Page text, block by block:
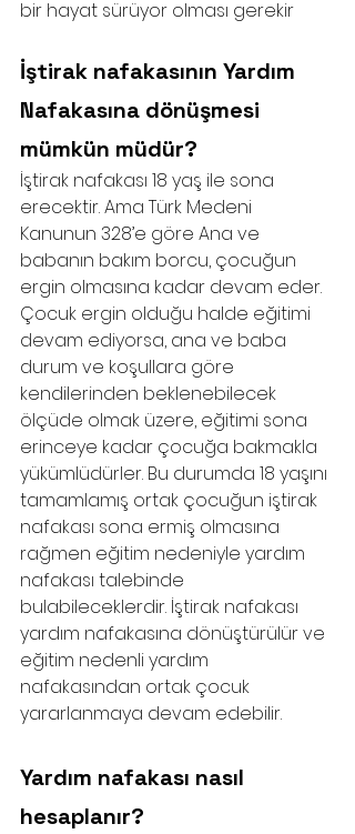
bir hayat sürüyor olması gerekir
İştirak nafakasının Yardım
Nafakasına dönüşmesi
mümkün müdür?
İştirak nafakası 18 yaş ile sona
erecektir. Ama Türk Medeni
Kanunun 328’e göre Ana ve
babanın bakım borcu, çocuğun
ergin olmasına kadar devam eder.
Çocuk ergin olduğu halde eğitimi
devam ediyorsa, ana ve baba
durum ve koşullara göre
kendilerinden beklenebilecek
ölçüde olmak üzere, eğitimi sona
erinceye kadar çocuğa bakmakla
yükümlüdürler. Bu durumda 18 yaşını
tamamlamış ortak çocuğun iştirak
nafakası sona ermiş olmasına
rağmen eğitim nedeniyle yardım
nafakası talebinde
bulabileceklerdir. İştirak nafakası
yardım nafakasına dönüştürülür ve
eğitim nedenli yardım
nafakasından ortak çocuk
yararlanmaya devam edebilir.
Yardım nafakası nasıl
hesaplanır?